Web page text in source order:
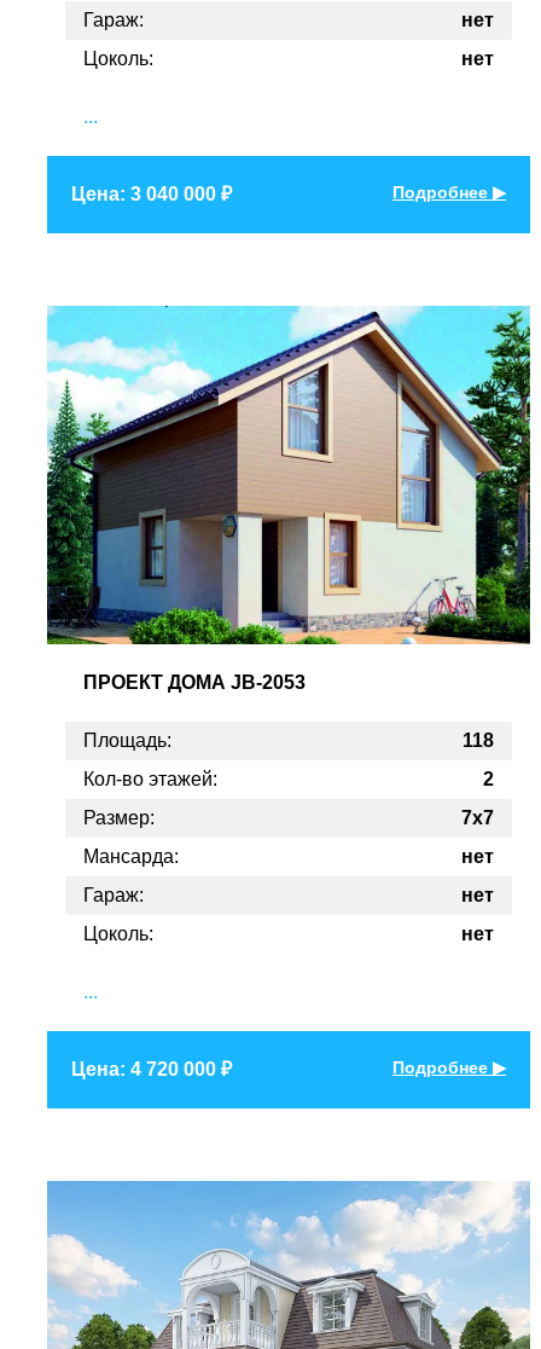
Гараж:
нет
Цоколь:
нет
...
Цена: 3 040 000 ₽ Подробнее ▶
ПРОЕКТ ДОМА JB-2053
Площадь:
118
Кол-во этажей:
2
Размер:
7x7
Мансарда:
нет
Гараж:
нет
Цоколь:
нет
...
Цена: 4 720 000 ₽ Подробнее ▶